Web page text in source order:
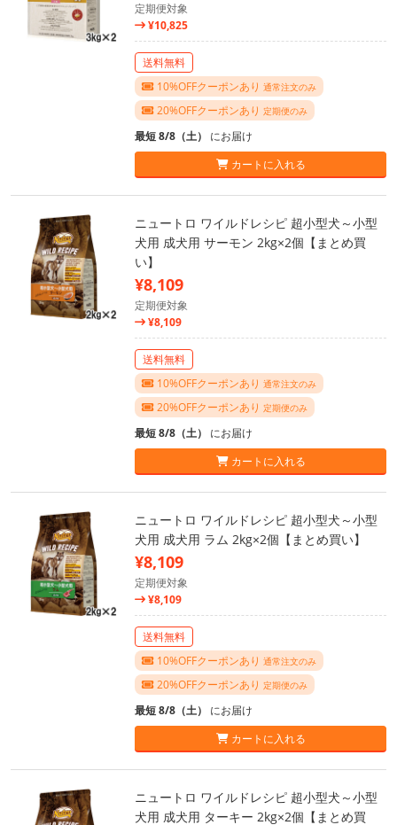
定期便対象
¥10,825
送料無料
10%OFFクーポンあり 通常注文のみ
20%OFFクーポンあり 定期便のみ
最短 8/8（土） にお届け
カートに入れる
ニュートロ ワイルドレシピ 超小型犬～小型
犬用 成犬用 サーモン 2kg×2個【まとめ買
い】
¥8,109
定期便対象
¥8,109
送料無料
10%OFFクーポンあり 通常注文のみ
20%OFFクーポンあり 定期便のみ
最短 8/8（土） にお届け
カートに入れる
ニュートロ ワイルドレシピ 超小型犬～小型
犬用 成犬用 ラム 2kg×2個【まとめ買い】
¥8,109
定期便対象
¥8,109
送料無料
10%OFFクーポンあり 通常注文のみ
20%OFFクーポンあり 定期便のみ
最短 8/8（土） にお届け
カートに入れる
ニュートロ ワイルドレシピ 超小型犬～小型
犬用 成犬用 ターキー 2kg×2個【まとめ買